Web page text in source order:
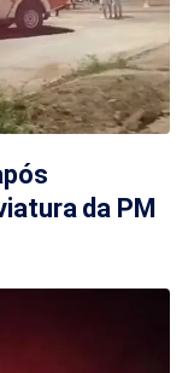
da PM